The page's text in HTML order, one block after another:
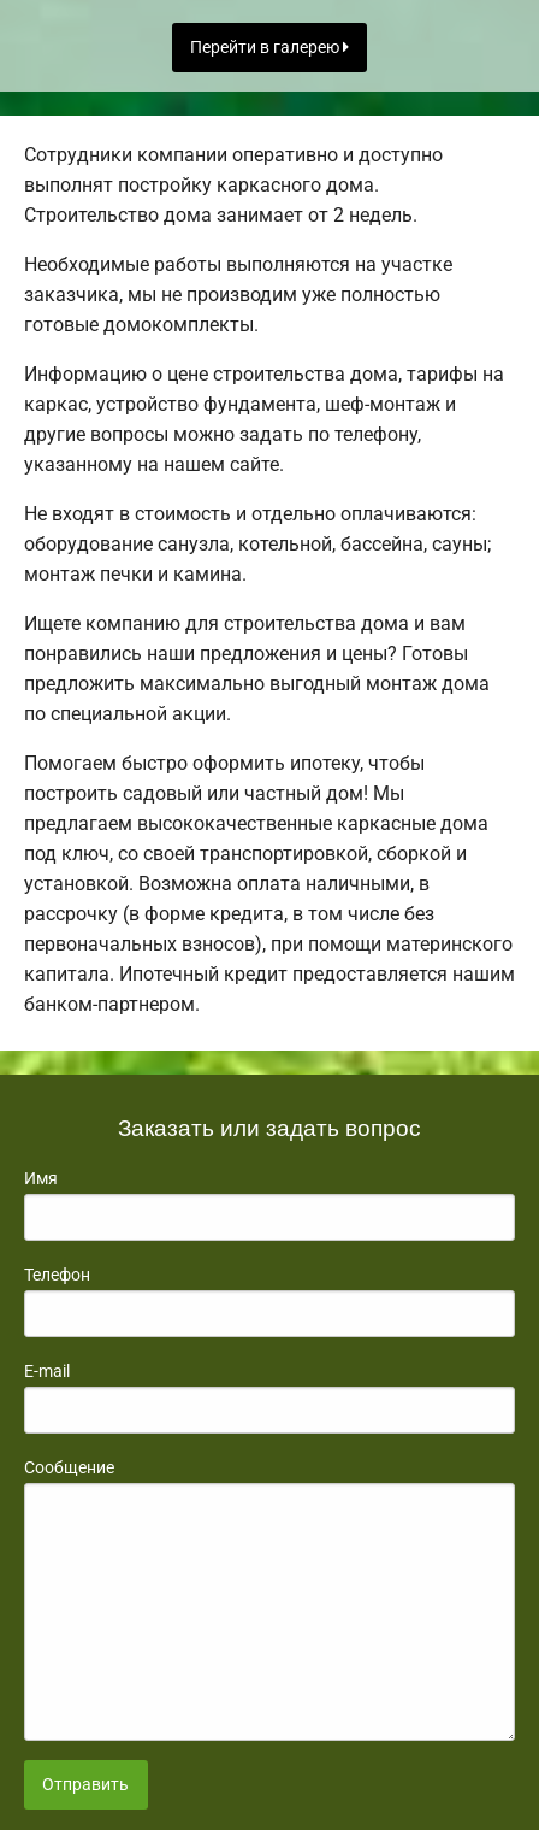
Перейти в галерею
Сотрудники компании оперативно и доступно
выполнят постройку каркасного дома.
Строительство дома занимает от 2 недель.
Необходимые работы выполняются на участке
заказчика, мы не производим уже полностью
готовые домокомплекты.
Информацию о цене строительства дома, тарифы на
каркас, устройство фундамента, шеф-монтаж и
другие вопросы можно задать по телефону,
указанному на нашем сайте.
Не входят в стоимость и отдельно оплачиваются:
оборудование санузла, котельной, бассейна, сауны;
монтаж печки и камина.
Ищете компанию для строительства дома и вам
понравились наши предложения и цены? Готовы
предложить максимально выгодный монтаж дома
по специальной акции.
Помогаем быстро оформить ипотеку, чтобы
построить садовый или частный дом! Мы
предлагаем высококачественные каркасные дома
под ключ, со своей транспортировкой, сборкой и
установкой. Возможна оплата наличными, в
рассрочку (в форме кредита, в том числе без
первоначальных взносов), при помощи материнского
капитала. Ипотечный кредит предоставляется нашим
банком-партнером.
Заказать или задать вопрос
Имя
Телефон
E-mail
Сообщение
Отправить